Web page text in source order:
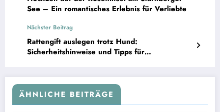
See – Ein romantisches Erlebnis für Verliebte
Nächster Beitrag
Rattengift auslegen trotz Hund:
Sicherheitshinweise und Tipps für
ÄHNLICHE BEITRÄGE